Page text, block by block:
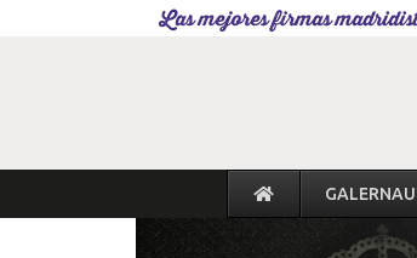
Las mejores firmas